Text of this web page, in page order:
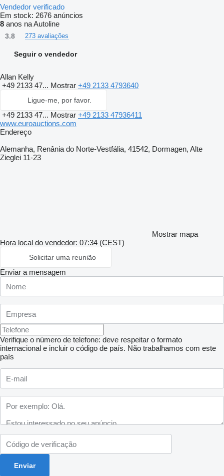
Vendedor verificado
Em stock: 2676 anúncios
8 anos na Autoline
3.8 273 avaliações
Seguir o vendedor
Allan Kelly
+49 2133 47... Mostrar +49 2133 4793640
Ligue-me, por favor.
+49 2133 47... Mostrar +49 2133 47936411
www.euroauctions.com
Endereço
Alemanha, Renânia do Norte-Vestfália, 41542, Dormagen, Alte
Zieglei 11-23
Mostrar mapa
Hora local do vendedor: 07:34 (CEST)
Solicitar uma reunião
Enviar a mensagem
Verifique o número de telefone: deve respeitar o formato
internacional e incluir o código de país. Não trabalhamos com este
país